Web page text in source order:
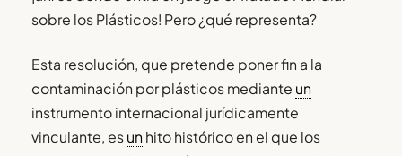
sobre los Plásticos! Pero ¿qué representa?
Esta resolución, que pretende poner fin a la
contaminación por plásticos mediante un
instrumento internacional jurídicamente
vinculante, esun hito histórico en el que los